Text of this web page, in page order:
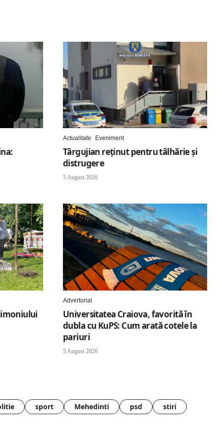
Actualitate Eveniment
Târgujian reținut pentru tâlhărie și
distrugere
5 August 2026
Advertorial
Universitatea Craiova, favorită în
dubla cu KuPS: Cum arată cotele la
pariuri
5 August 2026
sport Mehedinti psd stiri